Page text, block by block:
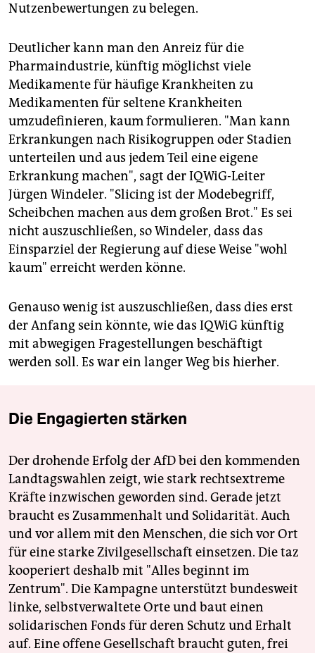
Nutzenbewertungen zu belegen.
Deutlicher kann man den Anreiz für die
Pharmaindustrie, künftig möglichst viele
Medikamente für häufige Krankheiten zu
Medikamenten für seltene Krankheiten
umzudefinieren, kaum formulieren. "Man kann
Erkrankungen nach Risikogruppen oder Stadien
unterteilen und aus jedem Teil eine eigene
Erkrankung machen", sagt der IQWiG-Leiter
Jürgen Windeler. "Slicing ist der Modebegriff,
Scheibchen machen aus dem großen Brot." Es sei
nicht auszuschließen, so Windeler, dass das
Einsparziel der Regierung auf diese Weise "wohl
kaum" erreicht werden könne.
Genauso wenig ist auszuschließen, dass dies erst
der Anfang sein könnte, wie das IQWiG künftig
mit abwegigen Fragestellungen beschäftigt
werden soll. Es war ein langer Weg bis hierher.
Die Engagierten stärken
Der drohende Erfolg der AfD bei den kommenden
Landtagswahlen zeigt, wie stark rechtsextreme
Kräfte inzwischen geworden sind. Gerade jetzt
braucht es Zusammenhalt und Solidarität. Auch
und vor allem mit den Menschen, die sich vor Ort
für eine starke Zivilgesellschaft einsetzen. Die taz
kooperiert deshalb mit "Alles beginnt im
Zentrum". Die Kampagne unterstützt bundesweit
linke, selbstverwaltete Orte und baut einen
solidarischen Fonds für deren Schutz und Erhalt
auf. Eine offene Gesellschaft braucht guten, frei